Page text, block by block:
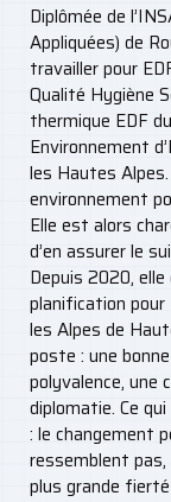
Diplômée de
Appliquées) de
travailler pour
Qualité Hygiène
thermique EDF
Environnement
les Hautes
environnement
Elle est alors
d’en assurer le
Depuis 2020,
planification pour
les Alpes de
poste : une
polyvalence, une
diplomatie. Ce
: le changement
ressemblent
plus grande